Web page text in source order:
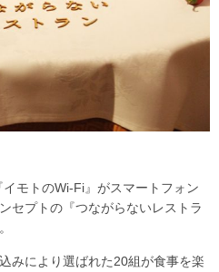
モトのWi-Fi』がスマートフォン
セプトの『つながらないレストラ
みにより選ばれた20組が食事を楽